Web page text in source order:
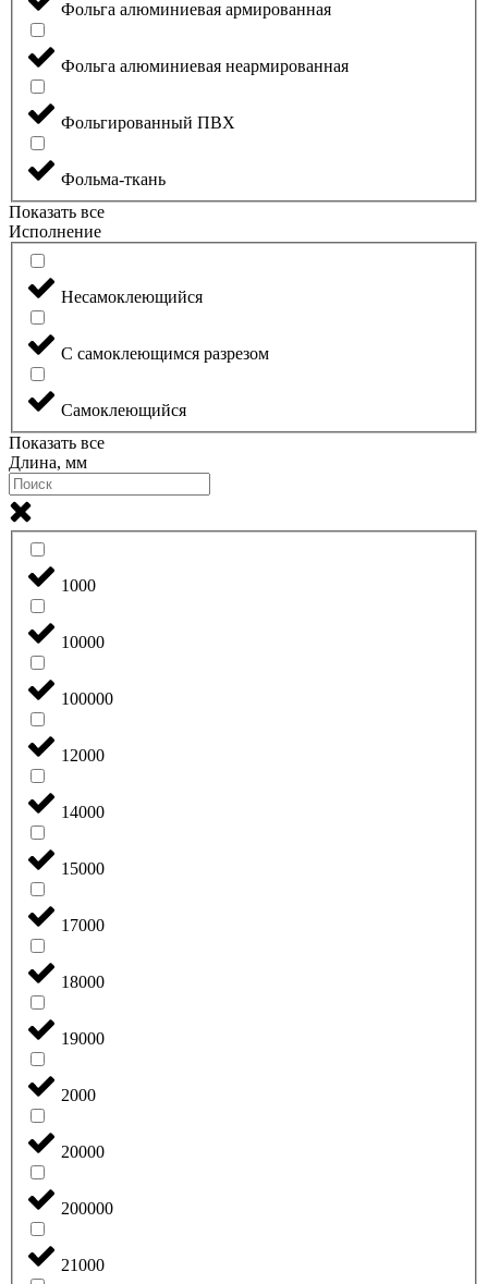
Фольга алюминиевая армированная
Фольга алюминиевая неармированная
Фольгированный ПВХ
Фольма-ткань
Показать все
Исполнение
Несамоклеющийся
С самоклеющимся разрезом
Самоклеющийся
Показать все
Длина, мм
1000
10000
100000
12000
14000
15000
17000
18000
19000
2000
20000
200000
21000